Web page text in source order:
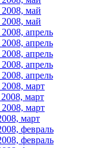
май
май
апрель
апрель
апрель
апрель
апрель
март
март
март
март
февраль
февраль